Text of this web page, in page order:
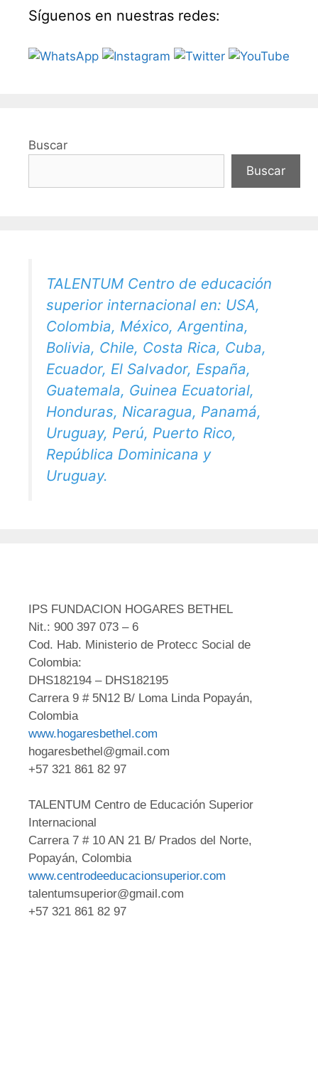
Síguenos en nuestras redes:
Buscar
Buscar
TALENTUM Centro de educación
superior internacional en: USA,
Colombia, México, Argentina,
Bolivia, Chile, Costa Rica, Cuba,
Ecuador, El Salvador, España,
Guatemala, Guinea Ecuatorial,
Honduras, Nicaragua, Panamá,
Uruguay, Perú, Puerto Rico,
República Dominicana y
Uruguay.
IPS FUNDACION HOGARES BETHEL
Nit.: 900 397 073 – 6
Cod. Hab. Ministerio de Protecc Social de
Colombia:
DHS182194 – DHS182195
Carrera 9 # 5N12 B/ Loma Linda Popayán,
Colombia
www.hogaresbethel.com
hogaresbethel@gmail.com
+57 321 861 82 97
TALENTUM Centro de Educación Superior
Internacional
Carrera 7 # 10 AN 21 B/ Prados del Norte,
Popayán, Colombia
www.centrodeeducacionsuperior.com
talentumsuperior@gmail.com
+57 321 861 82 97